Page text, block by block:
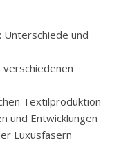
Unterschiede und
verschiedenen
Textilproduktion
und Entwicklungen
Luxusfasern